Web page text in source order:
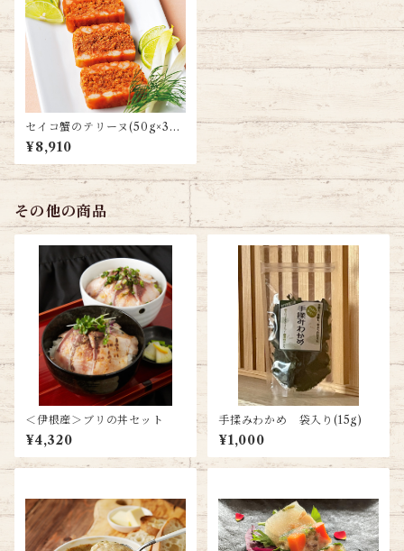
セイコ蟹のテリーヌ(50g×3個
入)
¥8,910
その他の商品
＜伊根産＞ブリの丼セット
¥4,320
手揉みわかめ 袋入り(15g)
¥1,000